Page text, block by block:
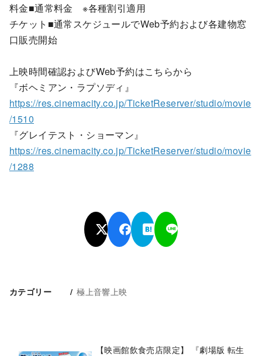
料金■通常料金 ※各種割引適用
チケット■通常スケジュールでWeb予約および各建物窓
口販売開始
上映時間確認およびWeb予約はこちらから
『ボヘミアン・ラプソディ』
https://res.cinemacity.co.jp/TicketReserver/studio/movie
/1510
『グレイテスト・ショーマン』
https://res.cinemacity.co.jp/TicketReserver/studio/movie
/1288
カテゴリー 極上音響上映
【映画館飲食売店限定】 『劇場版 転生